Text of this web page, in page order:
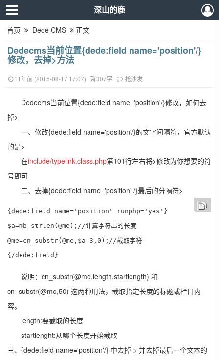
深山的鹿
首页 Dede CMS 正文
Dedecms当前位置{dede:field name='position'/}
修改，去掉>方法
11年前 (2015-08-17 17:07) 307字 抢沙发
Dedecms当前位置{dede:field name='position'/}修改，如何去
掉>
一、修改{dede:field name='position'/}的文字间隔符，官方默认
的是>
在include/typelink.class.php第101行左右将>修改为你想要的符
号即可
二、去掉{dede:field name='position' /}最后的分隔符>
{dede:field name='position' runphp='yes'}
$a=mb_strlen(@me);//计算字符串的长度
@me=cn_substr(@me,$a-3,0);//截取字符
{/dede:field}
说明：cn_substr(@me,length,startlength) 和
cn_substr(@me,50) 这两种用法，截取指定长度的标题或栏目内
容。
length:要截取的长度
startlenght:从哪个长度开始截取
三、{dede:field name='position'/} 中去掉 > 并去掉最后一个文本的